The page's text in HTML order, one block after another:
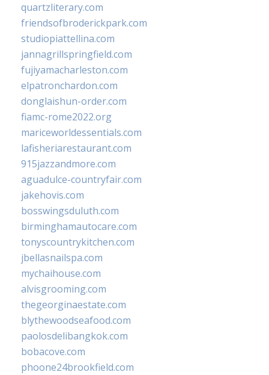
quartzliterary.com
friendsofbroderickpark.com
studiopiattellina.com
jannagrillspringfield.com
fujiyamacharleston.com
elpatronchardon.com
donglaishun-order.com
fiamc-rome2022.org
mariceworldessentials.com
lafisheriarestaurant.com
915jazzandmore.com
aguadulce-countryfair.com
jakehovis.com
bosswingsduluth.com
birminghamautocare.com
tonyscountrykitchen.com
jbellasnailspa.com
mychaihouse.com
alvisgrooming.com
thegeorginaestate.com
blythewoodseafood.com
paolosdelibangkok.com
bobacove.com
phoone24brookfield.com